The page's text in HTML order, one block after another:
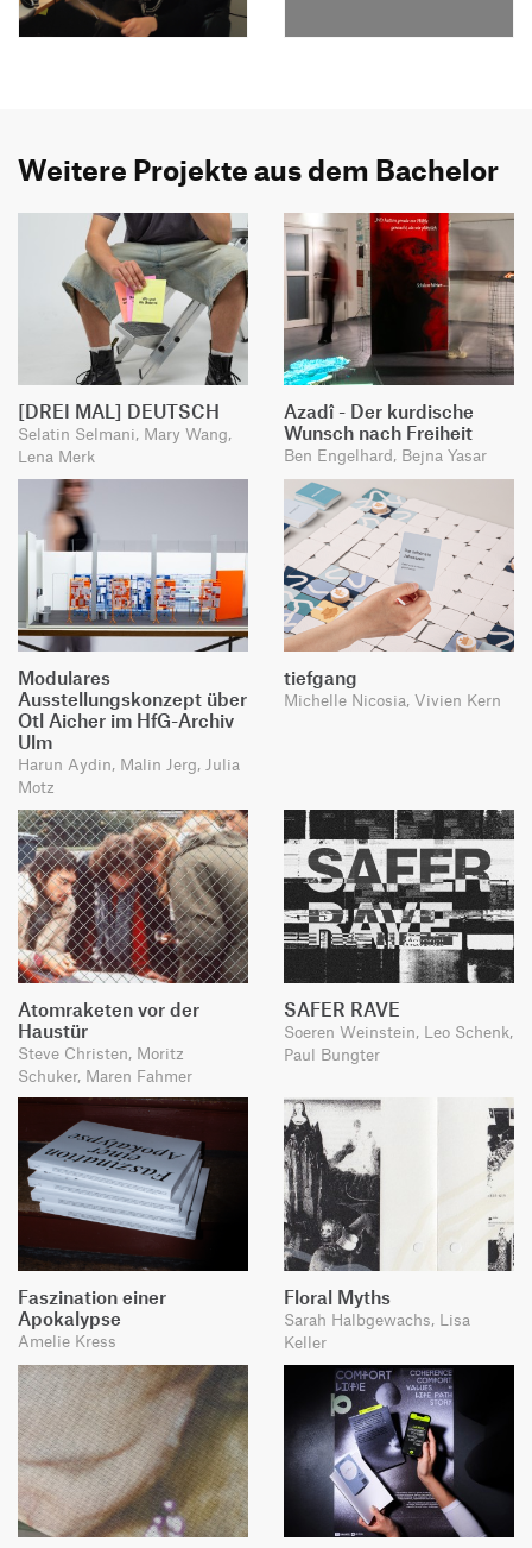
Weitere Projekte aus dem Bachelor
[DREI MAL] DEUTSCH
Selatin Selmani, Mary Wang,
Lena Merk
Azadî - Der kurdische
Wunsch nach Freiheit
Ben Engelhard, Bejna Yasar
Modulares
Ausstellungskonzept über
Otl Aicher im HfG-Archiv
Ulm
Harun Aydin, Malin Jerg, Julia
Motz
tiefgang
Michelle Nicosia, Vivien Kern
Atomraketen vor der
Haustür
Steve Christen, Moritz
Schuker, Maren Fahmer
SAFER RAVE
Soeren Weinstein, Leo Schenk,
Paul Bungter
Faszination einer
Apokalypse
Amelie Kress
Floral Myths
Sarah Halbgewachs, Lisa
Keller